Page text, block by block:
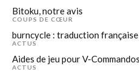
Bitoku, notre avis
COUPS DE CŒUR
burncycle : traduction française
ACTUS
Aides de jeu pour V-
ACTUS